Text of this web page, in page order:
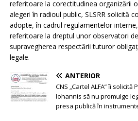
referitoare la corectitudinea organizării
alegeri în radioul public, SLSRR solicită
adopte, în cadrul regulamentelor
referitoare la dreptul unor observatori
supravegherea respectării tuturor
legale.
ANTERIOR
CNS „Cartel ALFA” îi
Iohannis să nu promulge
presa publică în